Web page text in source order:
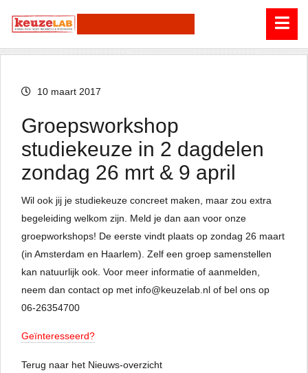
10 maart 2017
Groepsworkshop
studiekeuze in 2 dagdelen
zondag 26 mrt & 9 april
Wil ook jij je studiekeuze concreet maken, maar zou extra
begeleiding welkom zijn. Meld je dan aan voor onze
groepworkshops! De eerste vindt plaats op zondag 26 maart
(in Amsterdam en Haarlem). Zelf een groep samenstellen
kan natuurlijk ook. Voor meer informatie of aanmelden,
neem dan contact op met info@keuzelab.nl of bel ons op
06-26354700
Geïnteresseerd?
Terug naar het Nieuws-overzicht